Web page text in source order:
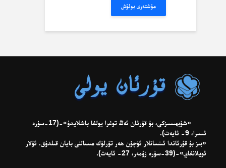
مۇشتەرى بولۇش
«شۈبھىسىزكى، بۇ قۇرئان ئەڭ توغرا يولغا باشلايدۇ»-(17-سۈرە
ئىسرا، 9- ئايەت).
«بىز بۇ قۇرئاندا ئىنسانلار ئۈچۈن ھەر تۈرلۈك مىسالنى بايان قىلدۇق. ئۇلار
ئويلانغاي»-(39-سۈرە زۇمەر، 27- ئايەت).